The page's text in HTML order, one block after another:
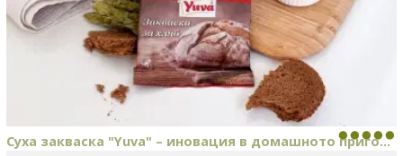
Суха закваска "Yuva" – иновация в домашното приго...